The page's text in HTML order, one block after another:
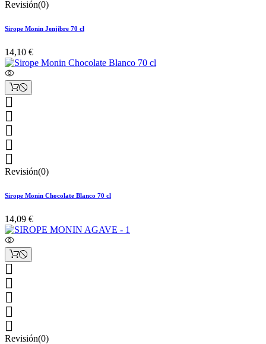
Revisión(0)
Sirope Monin Jenjibre 70 cl
14,10 €





Revisión(0)
Sirope Monin Chocolate Blanco 70 cl
14,09 €





Revisión(0)